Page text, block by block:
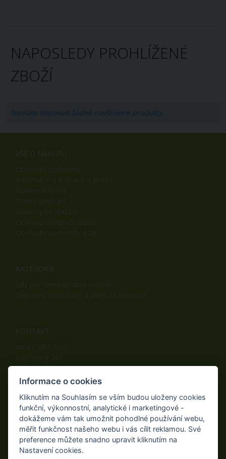
NAPOSLEDY PROHLÍŽENÉ
ZBOŽÍ
Nemáte doposud žádné navštívené produkty.
VŠE O NÁKUPU
KATEGORIE
KONTAKT
542 32, Úpice
Telefon: +420 498 100 050
Fax: +420 498 100 051
E-mail:info@ama-zahrada.cz
Web:www.ama-zahrada.cz
NAJDETE NÁS TAKÉ NA:
Informace o cookies
Kliknutím na Souhlasím se vším budou uloženy cookies
funkční, výkonnostní, analytické i marketingové -
dokážeme vám tak umožnit pohodlné používání webu,
měřit funkčnost našeho webu i vás cílit reklamou. Své
preference můžete snadno upravit kliknutím na
Nastavení cookies.